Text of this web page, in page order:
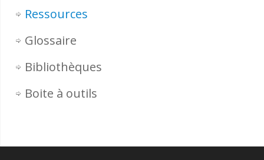
Ressources
Glossaire
Bibliothèques
Boite à outils